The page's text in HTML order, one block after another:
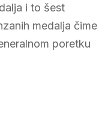
i to šest
medalja čime
poretku